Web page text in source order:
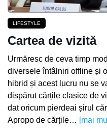
LIFESTYLE
Cartea de vizită
Urmăresc de ceva timp
diversele întâlniri offline și
hibrid și acest lucru nu se
dispărut cărțile clasice de
dat oricum pierdeai șirul
Apropo de cărțile… [mai